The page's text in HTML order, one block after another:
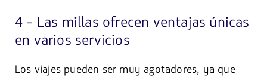
4 - Las millas ofrecen ventajas únicas
en varios servicios
Los viajes pueden ser muy agotadores, ya que